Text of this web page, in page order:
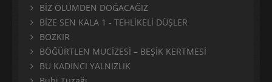
BİZ ÖLÜMDEN DOĞACAĞIZ
BİZE SEN KALA 1 - TEHLİKELİ DÜŞLER
BOZKIR
BÖĞÜRTLEN MUCİZESİ – BEŞİK KERTMESİ
BU KADINCI YALNIZLIK